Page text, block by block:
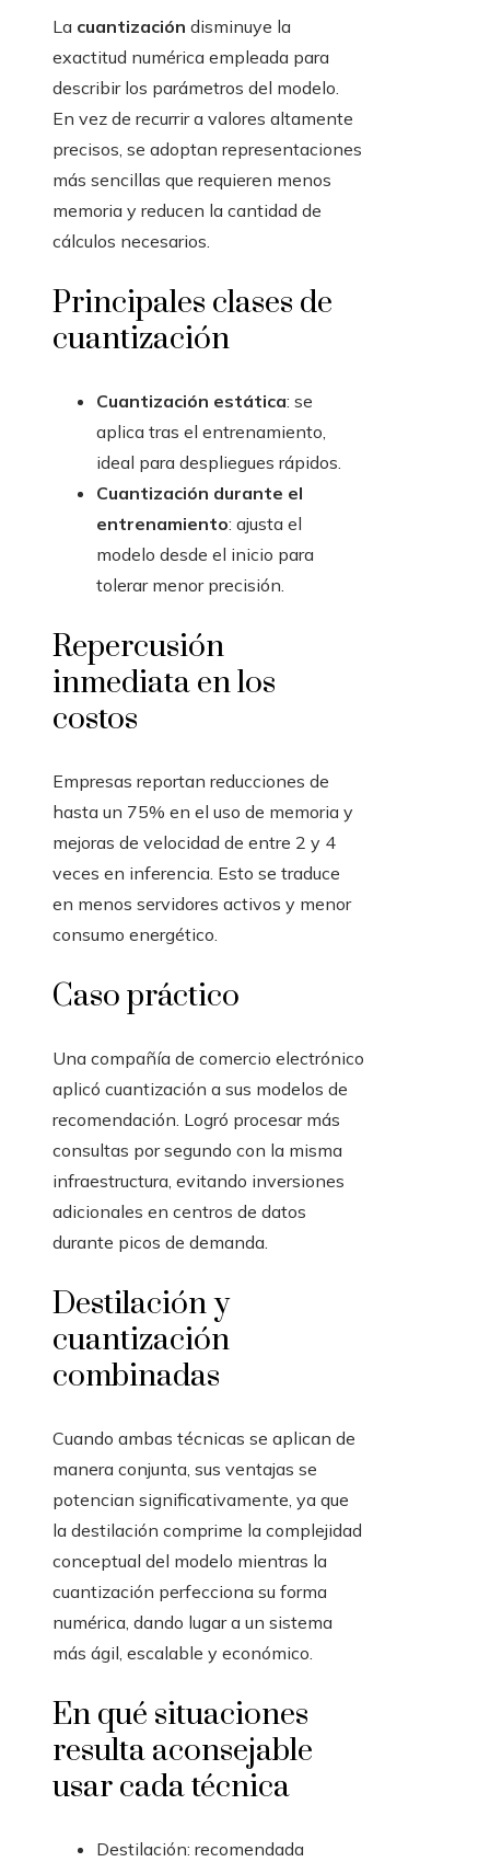
La cuantización disminuye la
exactitud numérica empleada para
describir los parámetros del modelo.
En vez de recurrir a valores altamente
precisos, se adoptan representaciones
más sencillas que requieren menos
memoria y reducen la cantidad de
cálculos necesarios.
Principales clases de
cuantización
Cuantización estática: se
aplica tras el entrenamiento,
ideal para despliegues rápidos.
Cuantización durante el
entrenamiento: ajusta el
modelo desde el inicio para
tolerar menor precisión.
Repercusión
inmediata en los
costos
Empresas reportan reducciones de
hasta un 75% en el uso de memoria y
mejoras de velocidad de entre 2 y 4
veces en inferencia. Esto se traduce
en menos servidores activos y menor
consumo energético.
Caso práctico
Una compañía de comercio electrónico
aplicó cuantización a sus modelos de
recomendación. Logró procesar más
consultas por segundo con la misma
infraestructura, evitando inversiones
adicionales en centros de datos
durante picos de demanda.
Destilación y
cuantización
combinadas
Cuando ambas técnicas se aplican de
manera conjunta, sus ventajas se
potencian significativamente, ya que
la destilación comprime la complejidad
conceptual del modelo mientras la
cuantización perfecciona su forma
numérica, dando lugar a un sistema
más ágil, escalable y económico.
En qué situaciones
resulta aconsejable
usar cada técnica
Destilación: recomendada